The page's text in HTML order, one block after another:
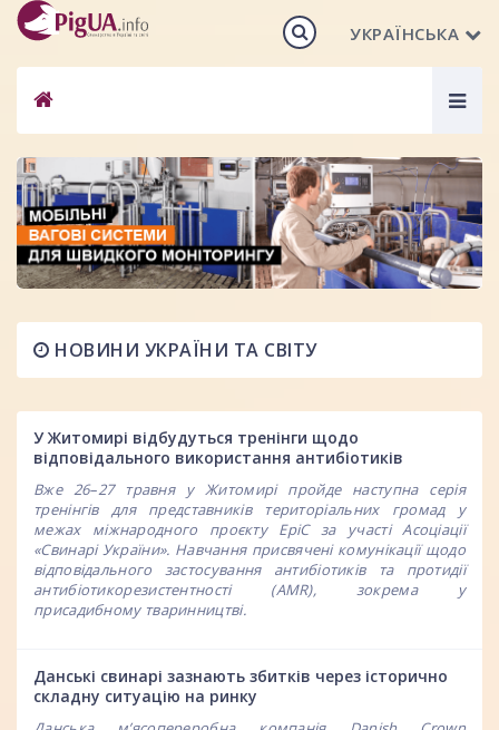
УКРАЇНСЬКА
НОВИНИ УКРАЇНИ ТА СВІТУ
У Житомирі відбудуться тренінги щодо
відповідального використання антибіотиків
Вже 26–27 травня у Житомирі пройде наступна серія
тренінгів для представників територіальних громад у
межах міжнародного проєкту EpiC за участі Асоціації
«Свинарі України». Навчання присвячені комунікації щодо
відповідального застосування антибіотиків та протидії
антибіотикорезистентності (AMR), зокрема у
присадибному тваринництві.
Данські свинарі зазнають збитків через історично
складну ситуацію на ринку